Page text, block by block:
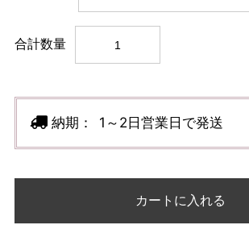
合計数量
納期： 1～2日営業日で発送
カートに入れる